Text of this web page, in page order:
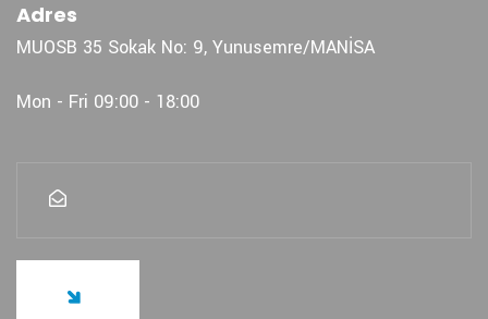
Adres
MUOSB 35 Sokak No: 9, Yunusemre/MANİSA
Mon - Fri 09:00 - 18:00